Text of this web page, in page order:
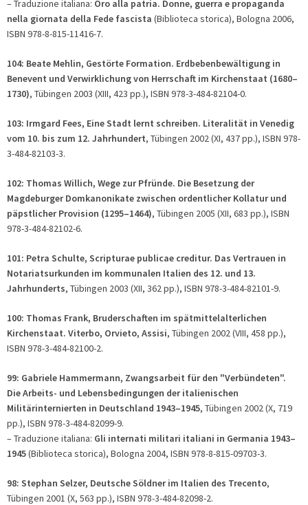
– Traduzione italiana: Oro alla patria. Donne, guerra e propaganda
nella giornata della Fede fascista (Biblioteca storica), Bologna 2006,
ISBN 978-8-815-11416-7.
104: Beate Mehlin, Gestörte Formation. Erdbebenbewältigung in
Benevent und Verwirklichung von Herrschaft im Kirchenstaat (1680–
1730), Tübingen 2003 (XIII, 423 pp.), ISBN 978-3-484-82104-0.
103: Irmgard Fees, Eine Stadt lernt schreiben. Literalität in Venedig
vom 10. bis zum 12. Jahrhundert, Tübingen 2002 (XI, 437 pp.), ISBN 978-
3-484-82103-3.
102: Thomas Willich, Wege zur Pfründe. Die Besetzung der
Magdeburger Domkanonikate zwischen ordentlicher Kollatur und
päpstlicher Provision (1295–1464), Tübingen 2005 (XII, 683 pp.), ISBN
978-3-484-82102-6.
101: Petra Schulte, Scripturae publicae creditur. Das Vertrauen in
Notariatsurkunden im kommunalen Italien des 12. und 13.
Jahrhunderts, Tübingen 2003 (XII, 362 pp.), ISBN 978-3-484-82101-9.
100: Thomas Frank, Bruderschaften im spätmittelalterlichen
Kirchenstaat. Viterbo, Orvieto, Assisi, Tübingen 2002 (VIII, 458 pp.),
ISBN 978-3-484-82100-2.
99: Gabriele Hammermann, Zwangsarbeit für den "Verbündeten".
Die Arbeits- und Lebensbedingungen der italienischen
Militärinternierten in Deutschland 1943–1945, Tübingen 2002 (X, 719
pp.), ISBN 978-3-484-82099-9.
– Traduzione italiana: Gli internati militari italiani in Germania 1943–
1945(Biblioteca storica), Bologna 2004, ISBN 978-8-815-09703-3.
98: Stephan Selzer, Deutsche Söldner im Italien des Trecento,
Tübingen 2001 (X, 563 pp.), ISBN 978-3-484-82098-2.